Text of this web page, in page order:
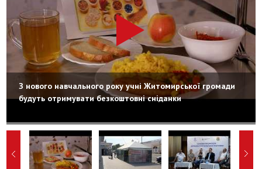
З нового навчального року учні Житомирської громади
будуть отримувати безкоштовні сніданки